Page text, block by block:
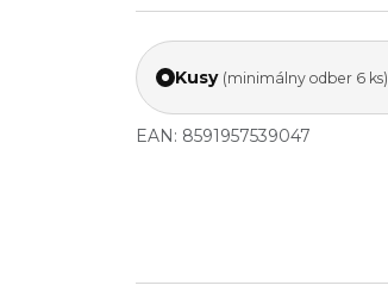
Kusy (minimálny odber 6 ks)
EAN: 8591957539047